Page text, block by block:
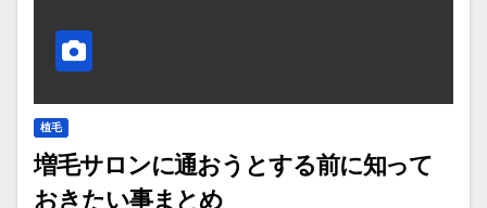
植毛
増毛サロンに通おうとする前に知って
おきたい事まとめ